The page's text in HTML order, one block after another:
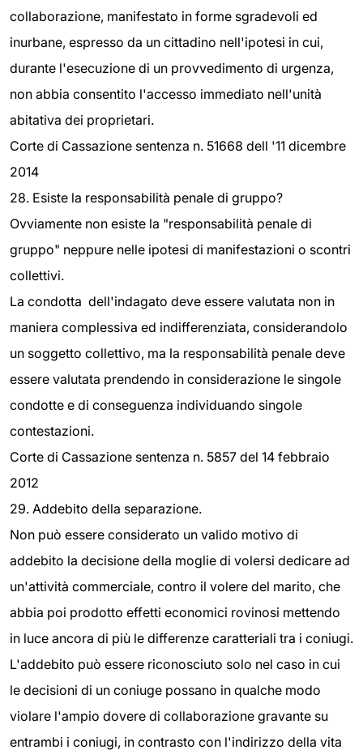
collaborazione, manifestato in forme sgradevoli ed
inurbane, espresso da un cittadino nell'ipotesi in cui,
durante l'esecuzione di un provvedimento di urgenza,
non abbia consentito l'accesso immediato nell'unità
abitativa dei proprietari.
Corte di Cassazione sentenza n. 51668 dell '11 dicembre
2014
28. Esiste la responsabilità penale di gruppo?
Ovviamente non esiste la "responsabilità penale di
gruppo" neppure nelle ipotesi di manifestazioni o scontri
collettivi.
La condotta dell'indagato deve essere valutata non in
maniera complessiva ed indifferenziata, considerandolo
un soggetto collettivo, ma la responsabilità penale deve
essere valutata prendendo in considerazione le singole
condotte e di conseguenza individuando singole
contestazioni.
Corte di Cassazione sentenza n. 5857 del 14 febbraio
2012
29. Addebito della separazione.
Non può essere considerato un valido motivo di
addebito la decisione della moglie di volersi dedicare ad
un'attività commerciale, contro il volere del marito, che
abbia poi prodotto effetti economici rovinosi mettendo
in luce ancora di più le differenze caratteriali tra i coniugi.
L'addebito può essere riconosciuto solo nel caso in cui
le decisioni di un coniuge possano in qualche modo
violare l'ampio dovere di collaborazione gravante su
entrambi i coniugi, in contrasto con l'indirizzo della vita